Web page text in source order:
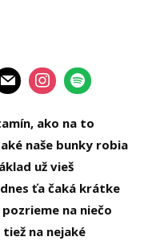
ako na to
naše bunky robia
už vieš
ťa čaká krátke
na niečo
na nejaké